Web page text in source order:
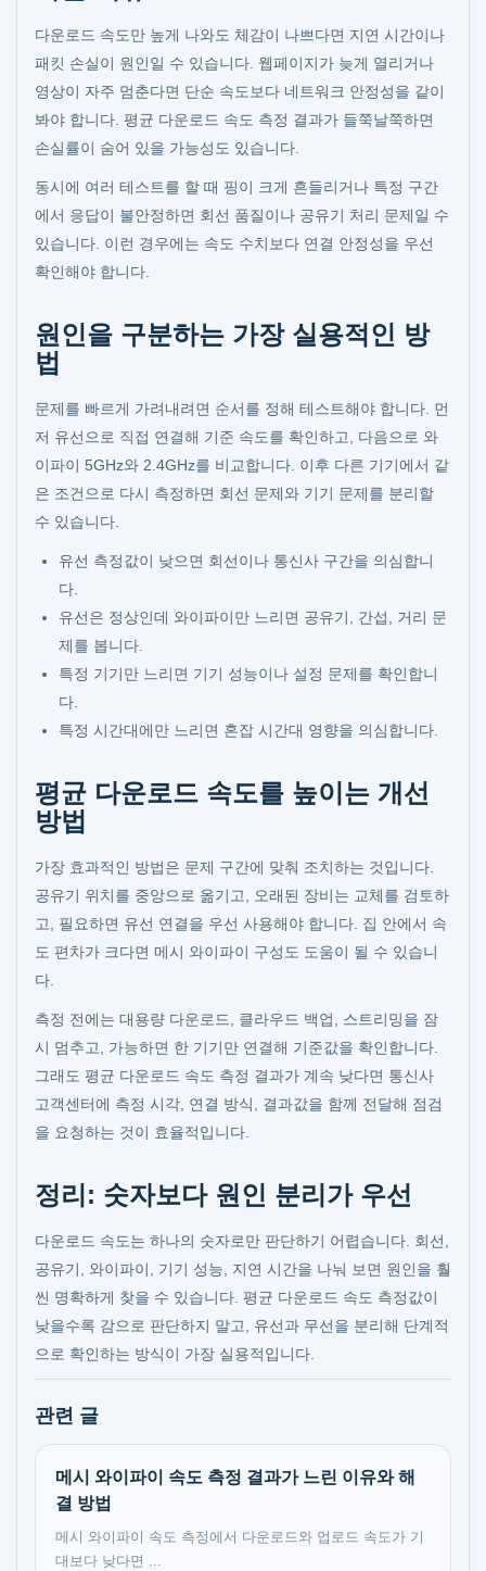
다운로드 속도만 높게 나와도 체감이 나쁘다면 지연 시간이나
패킷 손실이 원인일 수 있습니다. 웹페이지가 늦게 열리거나
영상이 자주 멈춘다면 단순 속도보다 네트워크 안정성을 같이
봐야 합니다. 평균 다운로드 속도 측정 결과가 들쭉날쭉하면
손실률이 숨어 있을 가능성도 있습니다.
동시에 여러 테스트를 할 때 핑이 크게 흔들리거나 특정 구간
에서 응답이 불안정하면 회선 품질이나 공유기 처리 문제일 수
있습니다. 이런 경우에는 속도 수치보다 연결 안정성을 우선
확인해야 합니다.
원인을 구분하는 가장 실용적인 방
법
문제를 빠르게 가려내려면 순서를 정해 테스트해야 합니다. 먼
저 유선으로 직접 연결해 기준 속도를 확인하고, 다음으로 와
이파이 5GHz와 2.4GHz를 비교합니다. 이후 다른 기기에서 같
은 조건으로 다시 측정하면 회선 문제와 기기 문제를 분리할
수 있습니다.
유선 측정값이 낮으면 회선이나 통신사 구간을 의심합니
다.
유선은 정상인데 와이파이만 느리면 공유기, 간섭, 거리 문
제를 봅니다.
특정 기기만 느리면 기기 성능이나 설정 문제를 확인합니
다.
특정 시간대에만 느리면 혼잡 시간대 영향을 의심합니다.
평균 다운로드 속도를 높이는 개선
방법
가장 효과적인 방법은 문제 구간에 맞춰 조치하는 것입니다.
공유기 위치를 중앙으로 옮기고, 오래된 장비는 교체를 검토하
고, 필요하면 유선 연결을 우선 사용해야 합니다. 집 안에서 속
도 편차가 크다면 메시 와이파이 구성도 도움이 될 수 있습니
다.
측정 전에는 대용량 다운로드, 클라우드 백업, 스트리밍을 잠
시 멈추고, 가능하면 한 기기만 연결해 기준값을 확인합니다.
그래도 평균 다운로드 속도 측정 결과가 계속 낮다면 통신사
고객센터에 측정 시각, 연결 방식, 결과값을 함께 전달해 점검
을 요청하는 것이 효율적입니다.
정리: 숫자보다 원인 분리가 우선
다운로드 속도는 하나의 숫자로만 판단하기 어렵습니다. 회선,
공유기, 와이파이, 기기 성능, 지연 시간을 나눠 보면 원인을 훨
씬 명확하게 찾을 수 있습니다. 평균 다운로드 속도 측정값이
낮을수록 감으로 판단하지 말고, 유선과 무선을 분리해 단계적
으로 확인하는 방식이 가장 실용적입니다.
관련 글
메시 와이파이 속도 측정 결과가 느린 이유와 해
결 방법
메시 와이파이 속도 측정에서 다운로드와 업로드 속도가 기
대보다 낮다면 ...